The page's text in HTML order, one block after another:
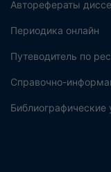
Авторефераты
Периодика онлайн
Путеводитель по
Справочно-
Библиографические